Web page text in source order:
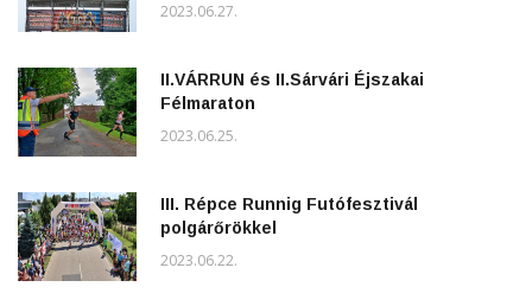
2023.06.27.
II.VÁRRUN és II.Sárvári Éjszakai
Félmaraton
2023.06.25.
III. Répce Runnig Futófesztivál
polgárőrökkel
2023.06.22.